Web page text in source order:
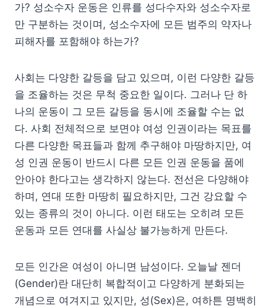
가? 성소수자 운동은 인류를 성다수자와 성소수자로
만 구분하는 것이며, 성소수자에 모든 범주의 약자나
피해자를 포함해야 하는가?
사회는 다양한 갈등을 담고 있으며, 이런 다양한 갈등
을 조율하는 것은 무척 중요한 일이다. 그러나 단 하
나의 운동이 그 모든 갈등을 동시에 조율할 수는 없
다. 사회 전체적으로 보면야 여성 인권이라는 목표를
다른 다양한 목표들과 함께 추구해야 마땅하지만, 여
성 인권 운동이 반드시 다른 모든 인권 운동을 품에
안아야 한다고는 생각하지 않는다. 전선은 다양해야
하며, 연대 또한 마땅히 필요하지만, 그건 강요할 수
있는 종류의 것이 아니다. 이런 태도는 오히려 모든
운동과 모든 연대를 사실상 불가능하게 만든다.
모든 인간은 여성이 아니면 남성이다. 오늘날 젠더
(Gender)란 대단히 복합적이고 다양하게 분화되는
개념으로 여겨지고 있지만, 성(Sex)은, 여하튼 명백히